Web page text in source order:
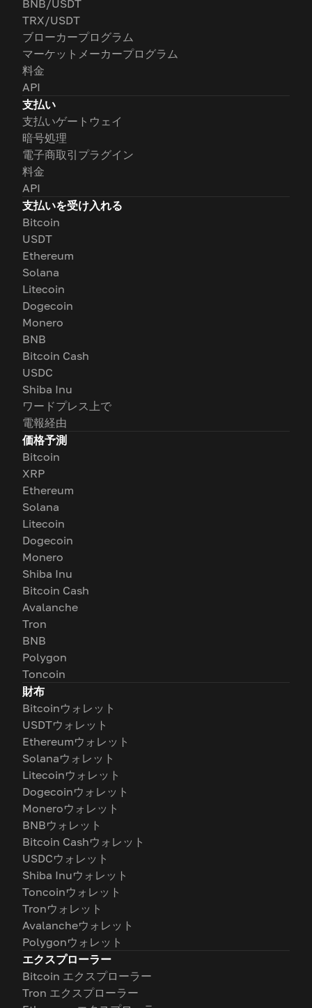
BNB/USDT
TRX/USDT
ブローカープログラム
マーケットメーカープログラム
料金
API
支払い
支払いゲートウェイ
暗号処理
電子商取引プラグイン
料金
API
支払いを受け入れる
Bitcoin
USDT
Ethereum
Solana
Litecoin
Dogecoin
Monero
BNB
Bitcoin Cash
USDC
Shiba Inu
ワードプレス上で
電報経由
価格予測
Bitcoin
XRP
Ethereum
Solana
Litecoin
Dogecoin
Monero
Shiba Inu
Bitcoin Cash
Avalanche
Tron
BNB
Polygon
Toncoin
財布
Bitcoinウォレット
USDTウォレット
Ethereumウォレット
Solanaウォレット
Litecoinウォレット
Dogecoinウォレット
Moneroウォレット
BNBウォレット
Bitcoin Cashウォレット
USDCウォレット
Shiba Inuウォレット
Toncoinウォレット
Tronウォレット
Avalancheウォレット
Polygonウォレット
エクスプローラー
Bitcoin エクスプローラー
Tron エクスプローラー